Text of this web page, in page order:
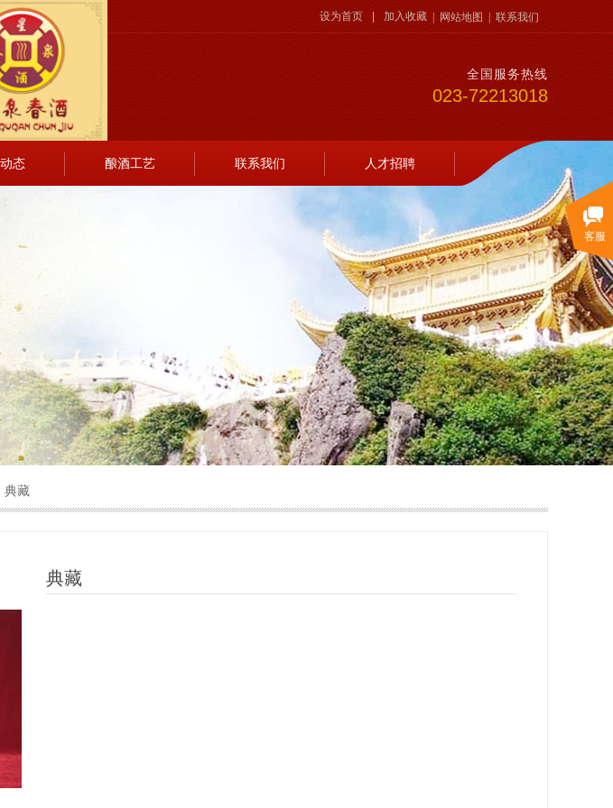
设为首页 加入收藏 网站地图 联系我们
全国服务热线
023-72213018
态 酿酒工艺 联系我们 人才招聘
典藏
典藏
客服